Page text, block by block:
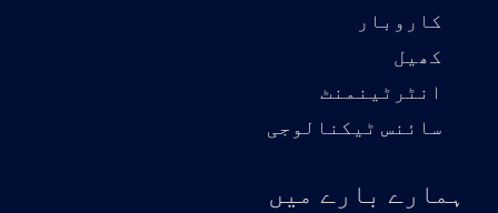
کاروبار
کھیل
انٹرٹینمنٹ
سائنس ٹیکنالوجی
ہمارے بارے میں